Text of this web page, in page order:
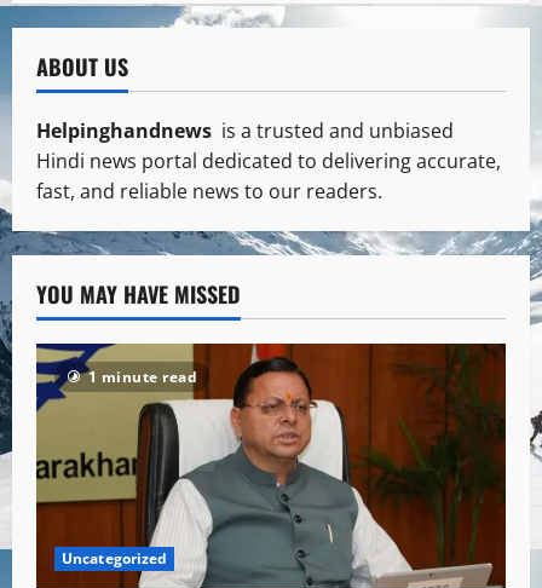
ABOUT US
Helpinghandnews is a trusted and unbiased
Hindi news portal dedicated to delivering accurate,
fast, and reliable news to our readers.
YOU MAY HAVE MISSED
1 minute read
Uncategorized